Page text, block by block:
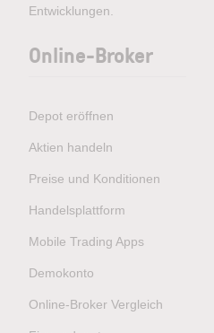
Entwicklungen.
Online-Broker
Depot eröffnen
Aktien handeln
Preise und Konditionen
Handelsplattform
Mobile Trading Apps
Demokonto
Online-Broker Vergleich